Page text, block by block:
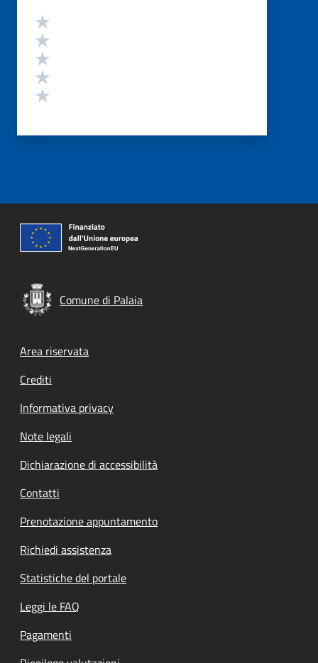
Valutazione
Comune di Palaia
Footer menu
Area riservata
Crediti
Informativa privacy
Note legali
Dichiarazione di accessibilità
Contatti
Prenotazione appuntamento
Richiedi assistenza
Statistiche del portale
Leggi le FAQ
Pagamenti